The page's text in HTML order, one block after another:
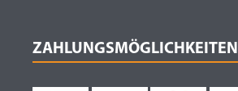
ZAHLUNGSMÖGLICHKEITEN